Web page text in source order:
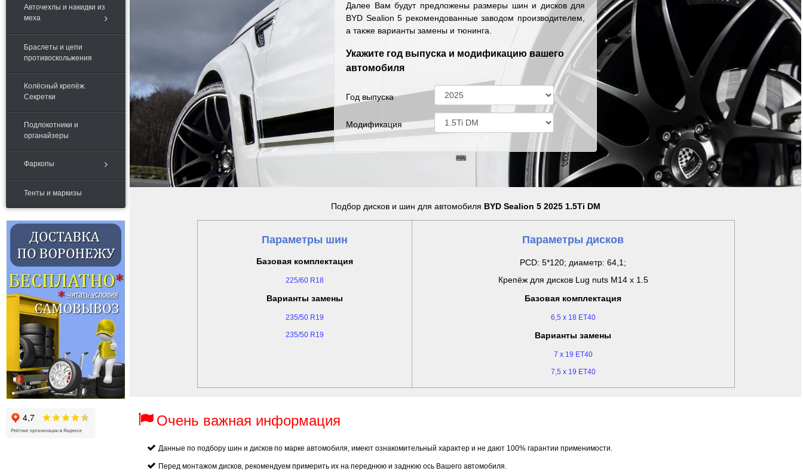
Авточехлы и накидки из
меха
Браслеты и цепи
противоскольжения
Колёсный крепёж.
Секретки
Подлокотники и
органайзеры
Фаркопы
Тенты и маркизы
Далее Вам будут предложены размеры шин и дисков для
BYD Sealion 5 рекомендованные заводом производителем,
а также варианты замены и тюнинга.
Укажите год выпуска и модификацию вашего
автомобиля
Год выпуска
Модификация
Подбор дисков и шин для автомобиля BYD Sealion 5 2025 1.5Ti DM
Параметры шин
Базовая комплектация
225/60 R18
Варианты замены
235/50 R19
235/50 R19
Параметры дисков
PCD: 5*120; диаметр: 64,1;
Крепёж для дисков Lug nuts M14 x 1.5
Базовая комплектация
6,5 x 18 ET40
Варианты замены
7 x 19 ET40
7,5 x 19 ET40
Очень важная информация
Данные по подбору шин и дисков по марке автомобиля, имеют ознакомительный характер и не дают 100% гарантии применимости.
Перед монтажом дисков, рекомендуем примерить их на переднюю и заднюю ось Вашего автомобиля.